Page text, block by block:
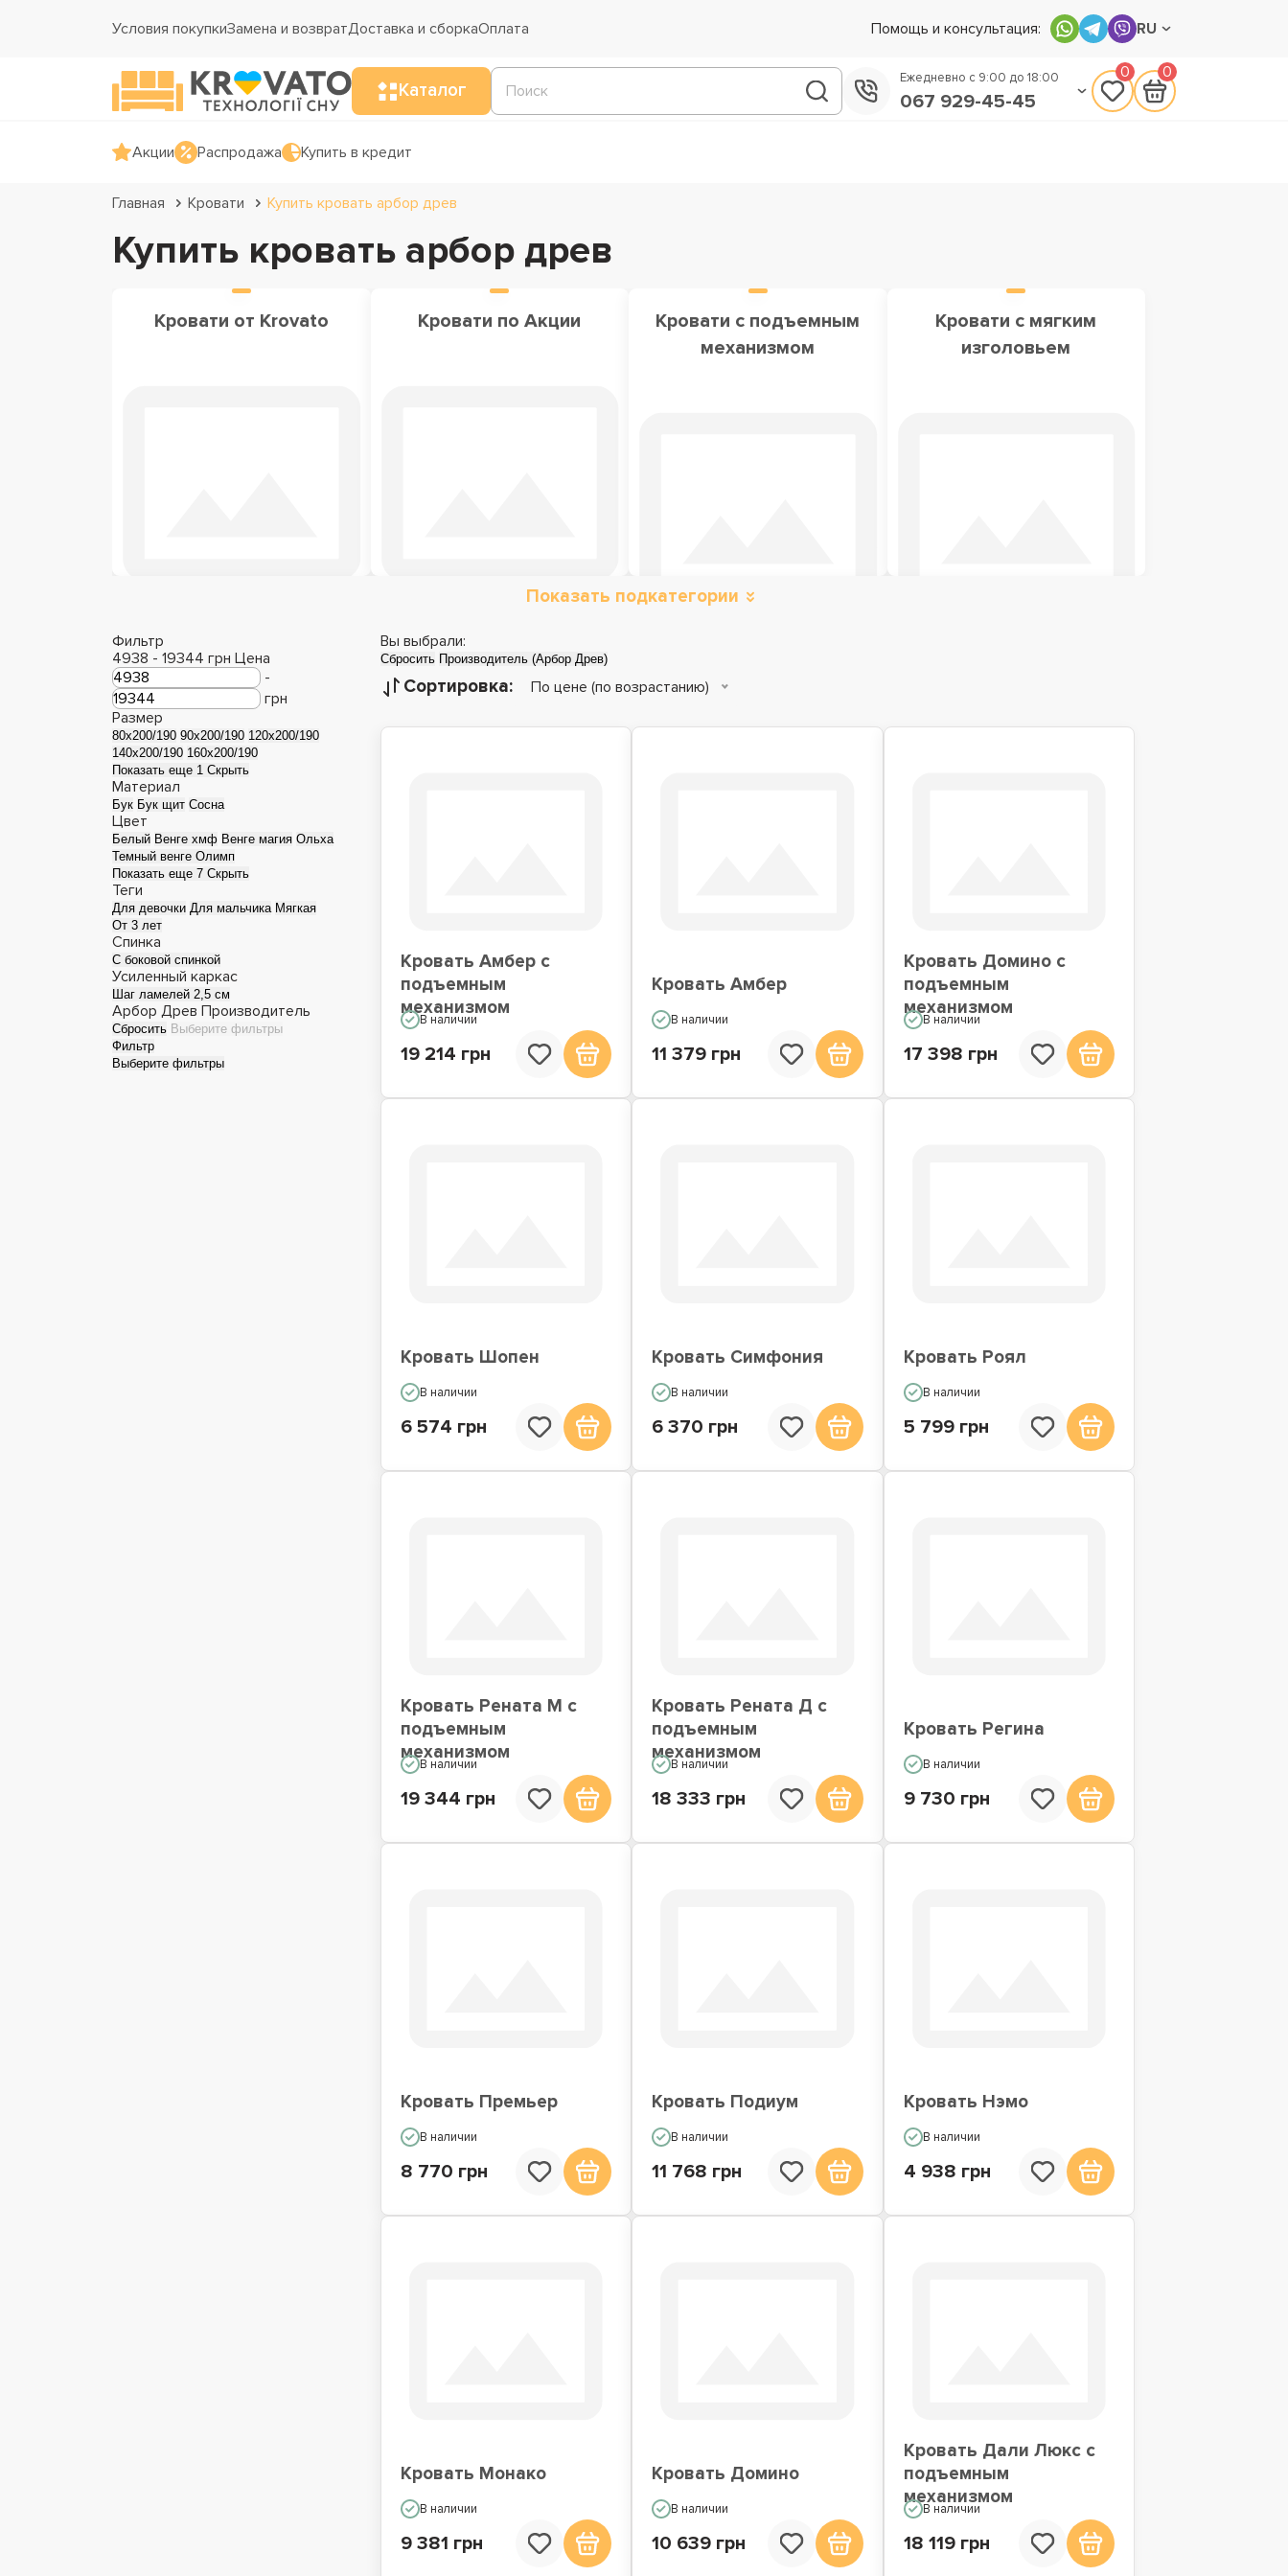
Условия покупкиЗамена и возвратДоставка и сборкаОплата Помощь и консультация: RU
Каталог
Ежедневно с 9:00 до 18:00
067 929-45-45
0 0
Акции Распродажа Купить в кредит
Главная Кровати Купить кровать арбор древ
Купить кровать арбор древ
Кровати от Krovato Кровати по Акции
Кровати с подъемным
механизмом
Кровати с мягким
изголовьем
Металлические
кровати
Детские кровати
Односпальные кровати
Показать подкатегории
Фильтр
4938 - 19344 грн Цена
-
грн
Размер
80x200/190 90x200/190 120x200/190
140x200/190 160x200/190
Показать еще 1 Скрыть
Материал
Бук Бук щит Сосна
Цвет
Белый Венге хмф Венге магия Ольха
Темный венге Олимп
Показать еще 7 Скрыть
Теги
Для девочки Для мальчика Мягкая
От 3 лет
Спинка
С боковой спинкой
Усиленный каркас
Шаг ламелей 2,5 см
Арбор Древ Производитель
Сбросить Выберите фильтры
Фильтр
Выберите фильтры
Вы выбрали:
Сбросить Производитель (Арбор Древ)
Сортировка: По цене (по возрастанию)
Кровать Амбер с
подъемным
механизмом
В наличии
19 214 грн
Кровать Амбер
В наличии
11 379 грн
Кровать Домино с
подъемным
механизмом
В наличии
17 398 грн
Кровать Шопен
В наличии
6 574 грн
Кровать Симфония
В наличии
6 370 грн
Кровать Роял
В наличии
5 799 грн
Кровать Рената М с
подъемным
механизмом
В наличии
19 344 грн
Кровать Рената Д с
подъемным
механизмом
В наличии
18 333 грн
Кровать Регина
В наличии
9 730 грн
Кровать Премьер
В наличии
8 770 грн
Кровать Подиум
В наличии
11 768 грн
Кровать Нэмо
В наличии
4 938 грн
Кровать Монако
В наличии
9 381 грн
Кровать Домино
В наличии
10 639 грн
Кровать Дали Люкс с
подъемным
механизмом
В наличии
18 119 грн